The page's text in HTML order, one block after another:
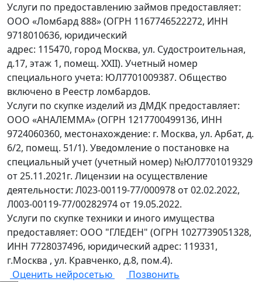
Услуги по предоставлению займов предоставляет:
ООО «Ломбард 888» (ОГРН 1167746522272, ИНН
9718010636, юридический
адрес: 115470, город Москва, ул. Судостроительная,
д.17, этаж 1, помещ. XXII). Учетный номер
специального учета: ЮЛ7701009387. Общество
включено в Реестр ломбардов.
Услуги по скупке изделий из ДМДК предоставляет:
ООО «АНАЛЕММА» (ОГРН 1217700499136, ИНН
9724060360, местонахождение: г. Москва, ул. Арбат, д.
6/2, помещ. 51/1). Уведомление о постановке на
специальный учет (учетный номер) №ЮЛ7701019329
от 25.11.2021г. Лицензии на осуществление
деятельности: Л023-00119-77/000978 от 02.02.2022,
Л003-00119-77/00282974 от 19.05.2022.
Услуги по скупке техники и иного имущества
предоставляет: ООО "ГЛЕДЕН" (ОГРН 1027739051328,
ИНН 7728037496, юридический адрес: 119331,
г.Москва , ул. Кравченко, д.8, пом.4).
Оценить нейросетью
Позвонить